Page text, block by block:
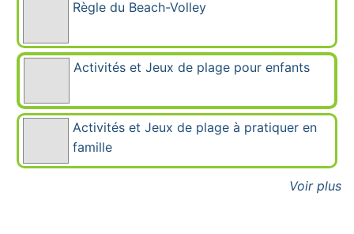
Règle du Beach-Volley
Activités et Jeux de plage pour enfants
Activités et Jeux de plage à pratiquer en
famille
Voir plus